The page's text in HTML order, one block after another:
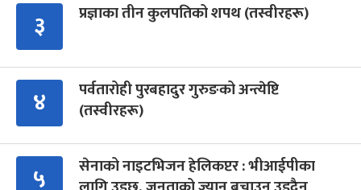
३ प्रज्ञाका तीन कुलपतिको शपथ (तस्वीरहरू)
४
पर्वतारोही पुरबहादुर गुरुङको अन्त्येष्टि
(तस्वीरहरू)
५
सेनाको नाइटभिजन हेलिकप्टर : भीआईपीका